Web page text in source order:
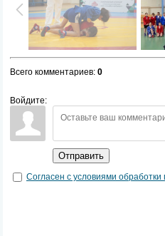
Всего комментариев: 0
Войдите:
Отправить
Согласен с условиями